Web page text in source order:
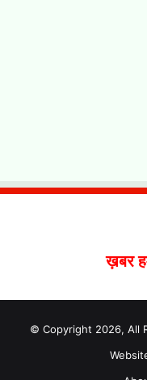
ख़बर
© Copyright 2026, All